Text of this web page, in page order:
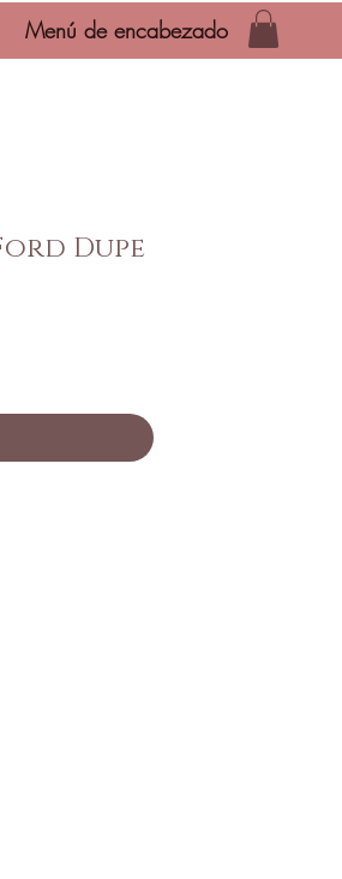
Menú de encabezado
Dupe